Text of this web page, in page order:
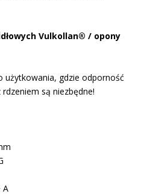
Vulkollan® / opony
użytkowania, gdzie odporność
są niezbędne!
A